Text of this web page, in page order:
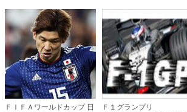
ＦＩＦＡワールドカップ 日
Ｆ１グランプリ